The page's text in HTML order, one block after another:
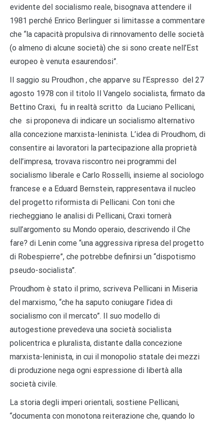
evidente del socialismo reale, bisognava attendere il
1981 perché Enrico Berlinguer si limitasse a commentare
che “la capacità propulsiva di rinnovamento delle società
(o almeno di alcune società) che si sono create nell’Est
europeo è venuta esaurendosi”.
Il saggio su Proudhon , che apparve su l’Espresso del 27
agosto 1978 con il titolo Il Vangelo socialista, firmato da
Bettino Craxi, fu in realtà scritto da Luciano Pellicani,
che si proponeva di indicare un socialismo alternativo
alla concezione marxista-leninista. L’idea di Proudhom, di
consentire ai lavoratori la partecipazione alla proprietà
dell’impresa, trovava riscontro nei programmi del
socialismo liberale e Carlo Rosselli, insieme al sociologo
francese e a Eduard Bernstein, rappresentava il nucleo
del progetto riformista di Pellicani. Con toni che
riecheggiano le analisi di Pellicani, Craxi tornerà
sull’argomento su Mondo operaio, descrivendo il Che
fare? di Lenin come “una aggressiva ripresa del progetto
di Robespierre”, che potrebbe definirsi un “dispotismo
pseudo-socialista”.
Proudhom è stato il primo, scriveva Pellicani in Miseria
del marxismo, “che ha saputo coniugare l’idea di
socialismo con il mercato”. Il suo modello di
autogestione prevedeva una società socialista
policentrica e pluralista, distante dalla concezione
marxista-leninista, in cui il monopolio statale dei mezzi
di produzione nega ogni espressione di libertà alla
società civile.
La storia degli imperi orientali, sostiene Pellicani,
“documenta con monotona reiterazione che, quando lo